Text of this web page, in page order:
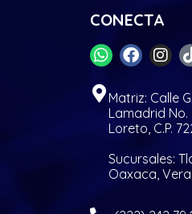
CONECTA
Matriz: Calle
Lamadrid No.
Loreto, C.P.
Sucursales:
Oaxaca,